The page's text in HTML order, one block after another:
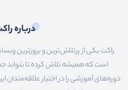
درباره
راکت یکی از پرتلاش‌ترین و بروزترین
است که همیشه تلاش کرده تا بتواند
دوره‌های آموزشی را در اختیار علاقه‌مندان